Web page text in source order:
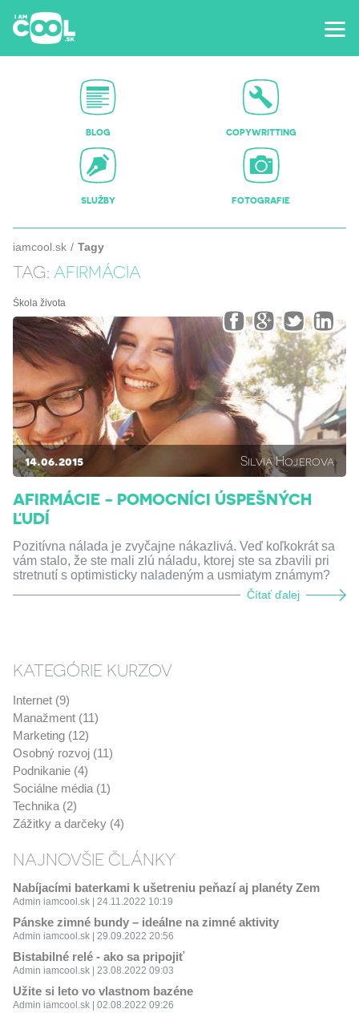
BLOG COPYWRITTING
SLUŽBY FOTOGRAFIE
iamcool.sk Tagy
TAG: AFIRMÁCIA
Škola života
14.06.2015 Silvia Hojerova
AFIRMÁCIE - POMOCNÍCI ÚSPEŠNÝCH
ĽUDÍ
Pozitívna nálada je zvyčajne nákazlivá. Veď koľkokrát sa
vám stalo, že ste mali zlú náladu, ktorej ste sa zbavili pri
stretnutí s optimisticky naladeným a usmiatym známym?
Čítať ďalej
KATEGÓRIE KURZOV
Internet (9)
Manažment (11)
Marketing (12)
Osobný rozvoj (11)
Podnikanie (4)
Sociálne média (1)
Technika (2)
Zážitky a darčeky (4)
NAJNOVŠIE ČLÁNKY
Nabíjacími baterkami k ušetreniu peňazí aj planéty Zem
Admin iamcool.sk | 24.11.2022 10:19
Pánske zimné bundy – ideálne na zimné aktivity
Admin iamcool.sk | 29.09.2022 20:56
Bistabilné relé - ako sa pripojiť
Admin iamcool.sk | 23.08.2022 09:03
Užite si leto vo vlastnom bazéne
Admin iamcool.sk | 02.08.2022 09:26